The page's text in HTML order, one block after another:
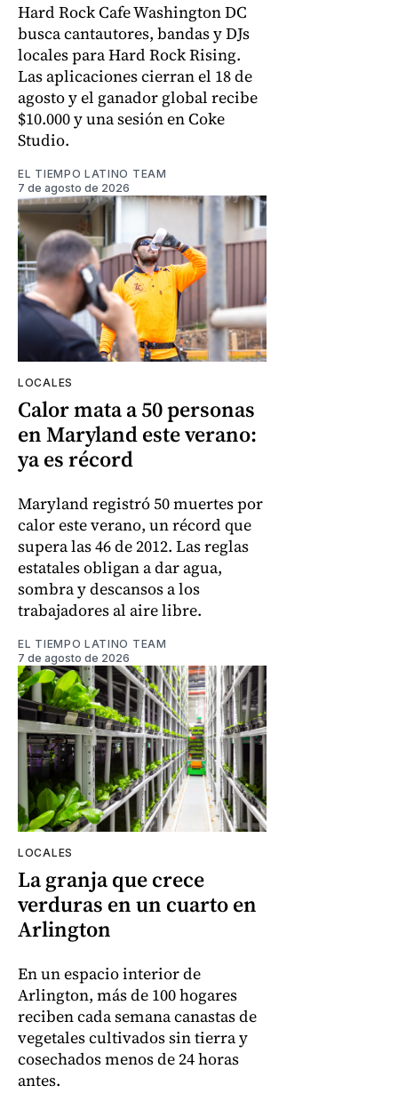
Hard Rock Cafe Washington DC
busca cantautores, bandas y DJs
locales para Hard Rock Rising.
Las aplicaciones cierran el 18 de
agosto y el ganador global recibe
$10.000 y una sesión en Coke
Studio.
EL TIEMPO LATINO TEAM
7 de agosto de 2026
LOCALES
Calor mata a 50 personas
en Maryland este verano:
ya es récord
Maryland registró 50 muertes por
calor este verano, un récord que
supera las 46 de 2012. Las reglas
estatales obligan a dar agua,
sombra y descansos a los
trabajadores al aire libre.
EL TIEMPO LATINO TEAM
7 de agosto de 2026
LOCALES
La granja que crece
verduras en un cuarto en
Arlington
En un espacio interior de
Arlington, más de 100 hogares
reciben cada semana canastas de
vegetales cultivados sin tierra y
cosechados menos de 24 horas
antes.